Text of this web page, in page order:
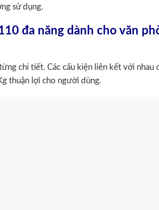
sử dụng.
đa năng dành cho văn
chi tiết. Các cấu kiện liên kết với nhau
thuận lợi cho người dùng.